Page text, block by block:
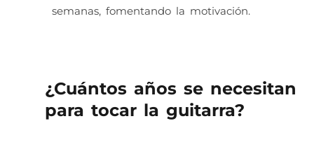
semanas, fomentando la motivación.
¿Cuántos años se necesitan
para tocar la guitarra?